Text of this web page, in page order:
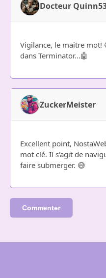
Docteur
Vigilance, le maitre mot!
dans Terminator...🤖
ZuckerMeister
Excellent point,
mot clé. Il s'agit de
faire submerger. 😅
Commenter